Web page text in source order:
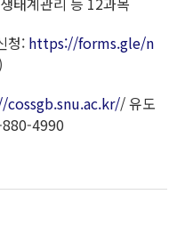
청: https://forms.gle/n
/ 유도
4990